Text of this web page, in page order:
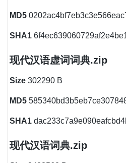
MD5
SHA1
现代汉语虚词词典.zip
Size 302290 B
MD5
SHA1
现代汉语词典.zip